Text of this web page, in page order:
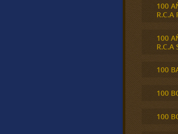
100
R.C.A
100
R.C.A
100
100
100